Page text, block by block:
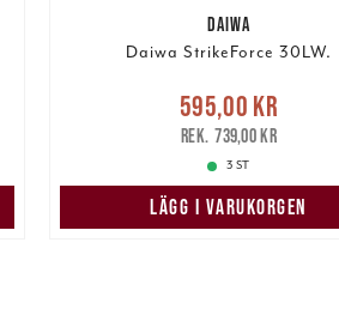
DAIWA
Daiwa StrikeForce 30LW.
Nuvarande pris
Tidigare pris
595,00 kr
739,00 kr
3 ST
LÄGG I VARUKORGEN